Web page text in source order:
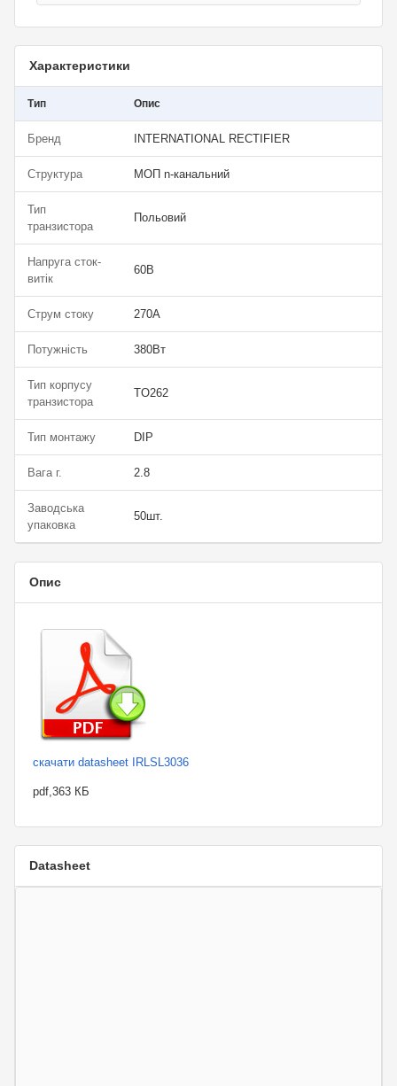
Характеристики
Тип Опис
Бренд INTERNATIONAL RECTIFIER
Структура МОП n-канальний
Тип
транзистора
Польовий
Напруга сток-
витік
60В
Струм стоку 270А
Потужність 380Вт
Тип корпусу
транзистора
TO262
Тип монтажу DIP
Вага г. 2.8
Заводська
упаковка
50шт.
Опис
скачати datasheet IRLSL3036
pdf,363 КБ
Datasheet